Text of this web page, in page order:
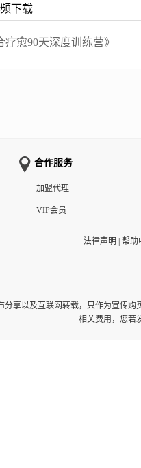
下载
愈90天深度训练营》
合作服务
加盟代理
VIP会员
法律声明 帮助
分享以及互联网转载，只作为宣传
相关费用，您若